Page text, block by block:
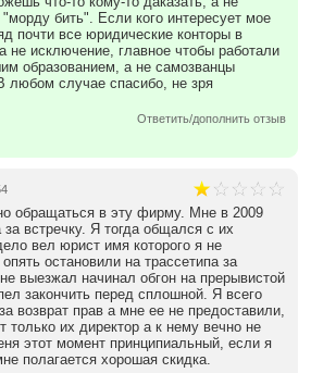
бить". Если кого интересует мое
почти все юридические конторы в
не исключение, главное чтобы работали
образованием, а не самозванцы
любом случае спасибо, не зря
Ответить/дополнить отзыв
обращаться в эту фирму. Мне в 2009
встречку. Я тогда общался с их
вел юрист имя которого я не
остановили на трассетипа за
выезжал начинал обгон на прерывистой
закончить перед сплошной. Я всего
возврат прав а мне ее не предоставили,
только их директор а к нему вечно не
этот момент принципиальный, если я
полагается хорошая скидка.